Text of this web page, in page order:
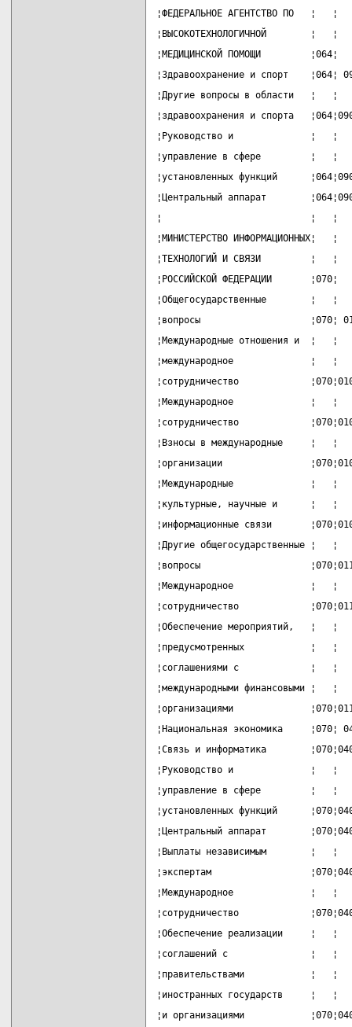
¦ФЕДЕРАЛЬНОЕ АГЕНТСТВО ПО
¦ВЫСОКОТЕХНОЛОГИЧНОЙ
¦МЕДИЦИНСКОЙ ПОМОЩИ
¦Здравоохранение и спорт
¦Другие вопросы в области
¦здравоохранения и спорта
¦Руководство и              ¦
¦управление в сфере
¦установленных функций
¦Центральный аппарат
¦                           ¦   ¦
¦МИНИСТЕРСТВО
¦ТЕХНОЛОГИЙ И СВЯЗИ
¦РОССИЙСКОЙ ФЕДЕРАЦИИ
¦Общегосударственные
¦вопросы                    ¦070¦
¦Международные отношения
¦международное              ¦
¦сотрудничество
¦Международное              ¦
¦сотрудничество
¦Взносы в международные
¦организации
¦Международные              ¦
¦культурные, научные и
¦информационные связи
¦Другие
¦вопросы
¦Международное              ¦
¦сотрудничество
¦Обеспечение мероприятий,
¦предусмотренных
¦соглашениями с             ¦
¦международными
¦организациями
¦Национальная экономика
¦Связь и информатика
¦Руководство и              ¦
¦управление в сфере
¦установленных функций
¦Центральный аппарат
¦Выплаты независимым
¦экспертам
¦Международное              ¦
¦сотрудничество
¦Обеспечение реализации
¦соглашений с               ¦
¦правительствами
¦иностранных государств
¦и организациями